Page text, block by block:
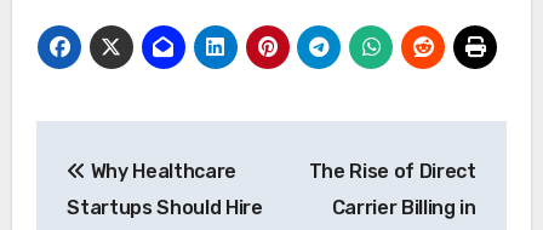
navigation
Why Healthcare
Startups Should Hire
The Rise of Direct
Carrier Billing in